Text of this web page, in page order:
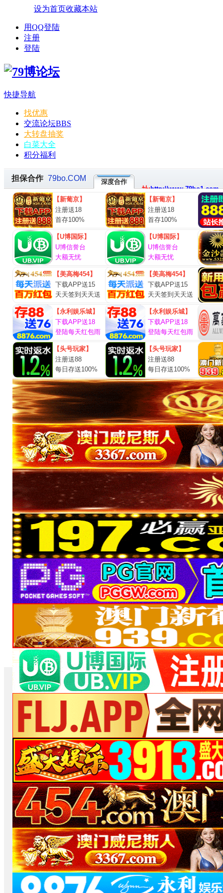
设为首页收藏本站
用QQ登陆
注册
登陆
快捷导航
找优惠
交流论坛BBS
大转盘抽奖
白菜大全
积分福利